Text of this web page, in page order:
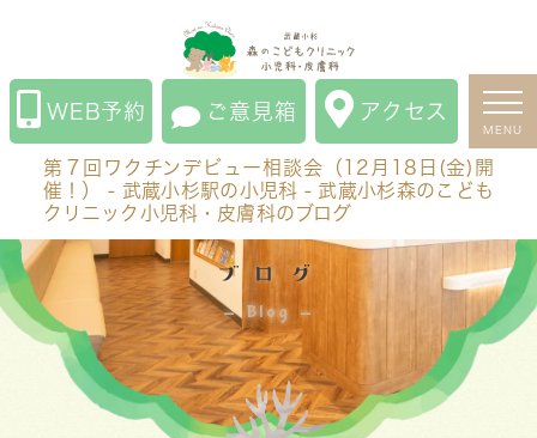
第７回ワクチンデビュー相談会（12月18日(金)開催！）
- 武蔵小杉駅の小児科 - 武蔵小杉森のこどもクリニック
小児科・皮膚科のブログ
WEB予約 ご意見箱 アクセス
MENU
第７回ワクチンデビュー相談会（12月18日(金)開
催！） - 武蔵小杉駅の小児科 - 武蔵小杉森のこども
クリニック小児科・皮膚科のブログ
ブログ
Blog